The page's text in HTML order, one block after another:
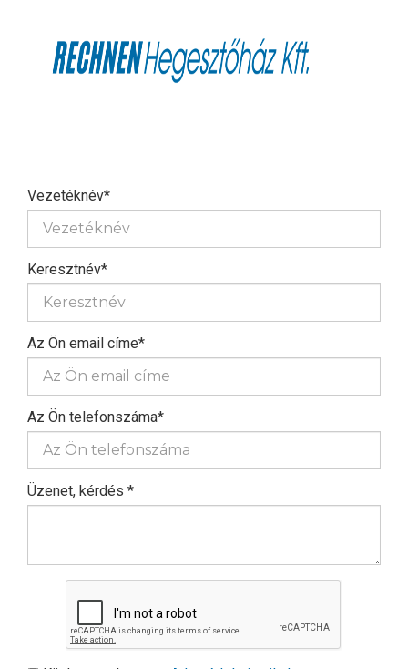
Vezetéknév*
Keresztnév*
Az Ön email címe*
Az Ön telefonszáma*
Üzenet, kérdés *